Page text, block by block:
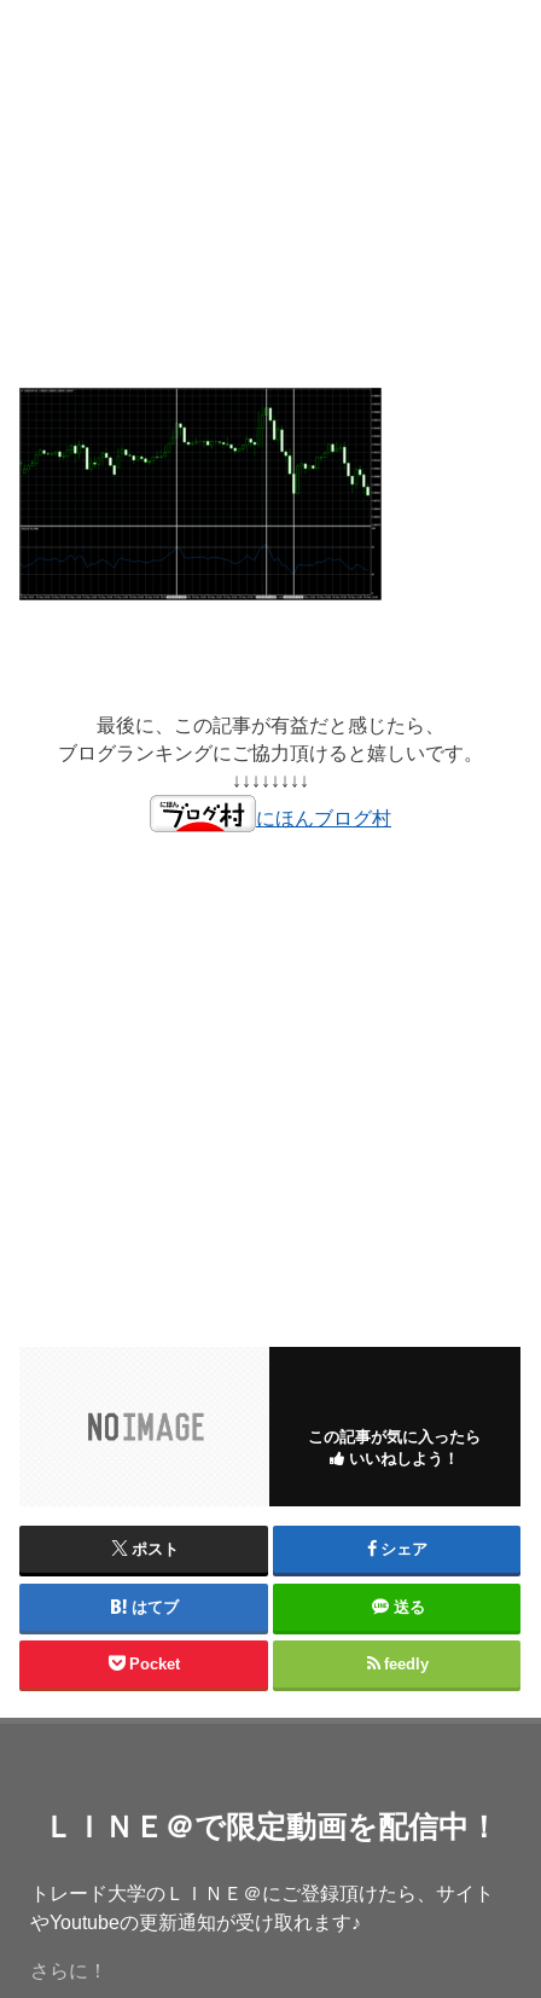
最後に、この記事が有益だと感じたら、
ブログランキングにご協力頂けると嬉しいです。
↓↓↓↓↓↓↓↓
にほんブログ村
この記事が気に入ったら
いいねしよう！
ポスト シェア
はてブ 送る
Pocket feedly
ＬＩＮＥ＠で限定動画を配信中！
トレード大学のＬＩＮＥ＠にご登録頂けたら、サイト
やYoutubeの更新通知が受け取れます♪
さらに！